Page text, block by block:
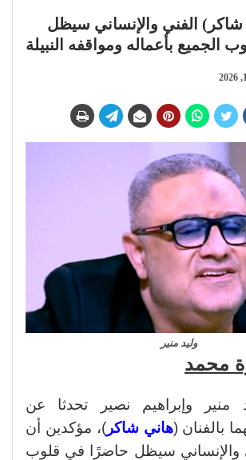
الفني والإنساني سيظل
الجميع بأعماله ومواقفه النبيلة
وليد منير
محمد
منير وإبراهيم نصير تحدثا عن
بالفنان (هاني شاكر)، مؤكدين أن
والإنساني سيظل حاضرًا في قلوب